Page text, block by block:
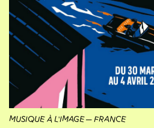
MUSIQUE À L'IMAGE FRANCE